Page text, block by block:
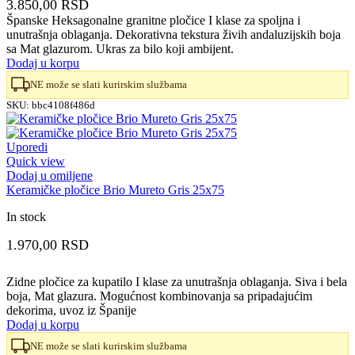
3.850,00 RSD
Španske Heksagonalne granitne pločice I klase za spoljna i
unutrašnja oblaganja. Dekorativna tekstura živih andaluzijskih boja
sa Mat glazurom. Ukras za bilo koji ambijent.
Dodaj u korpu
NE može se slati kurirskim službama
SKU: bbc4108f486d
Uporedi
Quick view
Dodaj u omiljene
Keramičke pločice Brio Mureto Gris 25x75
In stock
1.970,00 RSD
Zidne pločice za kupatilo I klase za unutrašnja oblaganja. Siva i bela
boja, Mat glazura. Mogućnost kombinovanja sa pripadajućim
dekorima, uvoz iz Španije
Dodaj u korpu
NE može se slati kurirskim službama